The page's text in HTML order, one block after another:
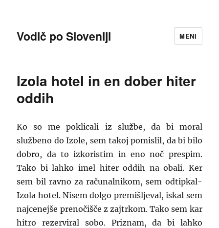
Vodič po Sloveniji MENI
Izola hotel in en dober hiter
oddih
Ko so me poklicali iz službe, da bi moral
službeno do Izole, sem takoj pomislil, da bi bilo
dobro, da to izkoristim in eno noč prespim.
Tako bi lahko imel hiter oddih na obali. Ker
sem bil ravno za računalnikom, sem odtipkal-
Izola hotel. Nisem dolgo premišljeval, iskal sem
najcenejše prenočišče z zajtrkom. Tako sem kar
hitro rezerviral sobo. Priznam, da bi lahko